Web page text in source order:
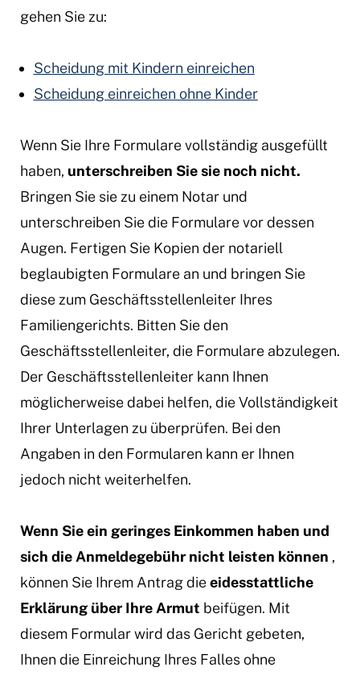
gehen Sie zu:
Scheidung mit Kindern einreichen
Scheidung einreichen ohne Kinder
Wenn Sie Ihre Formulare vollständig ausgefüllt
haben, unterschreiben Sie sie noch nicht.
Bringen Sie sie zu einem Notar und
unterschreiben Sie die Formulare vor dessen
Augen. Fertigen Sie Kopien der notariell
beglaubigten Formulare an und bringen Sie
diese zum Geschäftsstellenleiter Ihres
Familiengerichts. Bitten Sie den
Geschäftsstellenleiter, die Formulare abzulegen.
Der Geschäftsstellenleiter kann Ihnen
möglicherweise dabei helfen, die Vollständigkeit
Ihrer Unterlagen zu überprüfen. Bei den
Angaben in den Formularen kann er Ihnen
jedoch nicht weiterhelfen.
Wenn Sie ein geringes Einkommen haben und
sich die Anmeldegebühr nicht leisten können ,
können Sie Ihrem Antrag dieeidesstattliche
Erklärung über Ihre Armut beifügen. Mit
diesem Formular wird das Gericht gebeten,
Ihnen die Einreichung Ihres Falles ohne